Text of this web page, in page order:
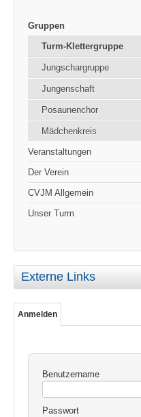
Gruppen
Turm-Klettergruppe
Jungschargruppe
Jungenschaft
Posaunenchor
Mädchenkreis
Veranstaltungen
Der Verein
CVJM Allgemein
Unser Turm
Externe Links
Anmelden
Benutzername
Passwort